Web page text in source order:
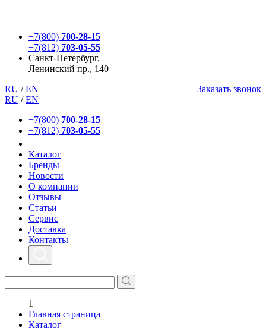
+7(800) 700-28-15
+7(812) 703-05-55
Санкт-Петербург,
Ленинский пр., 140
RU / EN
Заказать звонок
RU / EN
+7(800) 700-28-15
+7(812) 703-05-55
Каталог
Бренды
Новости
О компании
Отзывы
Статьи
Сервис
Доставка
Контакты
1
Главная страница
Каталог